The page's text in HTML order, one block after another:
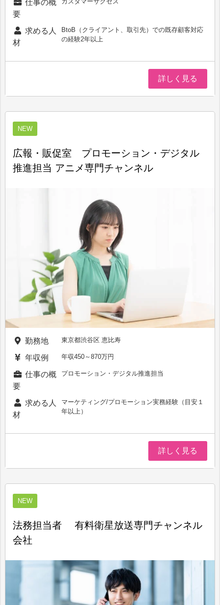
仕事の概
要
求める人
材
BtoB（クライアント、取引先）での既存顧客対応
の経験2年以上
詳しく見る
NEW
広報・販促室 プロモーション・デジタル
推進担当 アニメ専門チャンネル
勤務地 東京都渋谷区 恵比寿
年収例 年収450～870万円
仕事の概
要
プロモーション・デジタル推進担当
求める人
材
マーケティング/プロモーション実務経験（目安１
年以上）
詳しく見る
NEW
法務担当者 有料衛星放送専門チャンネル
会社